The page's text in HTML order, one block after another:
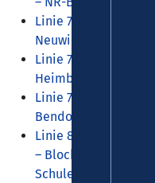
Linie 77: Heimbach-
Neuwied
Linie 78: NR-
Heimbach-Weis –
Linie 79: NR-
Bendorf
Linie 80: Engers –
– Block – NR-
Schule / - Irlich